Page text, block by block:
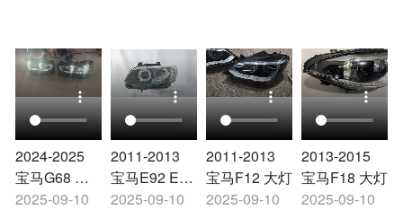
2024-2025
宝马G68 高
配 大灯
2025-09-10
2011-2013
宝马E92 E93
大灯
2025-09-10
2011-2013
宝马F12 大灯
2025-09-10
2013-2015
宝马F18 大灯
2025-09-10